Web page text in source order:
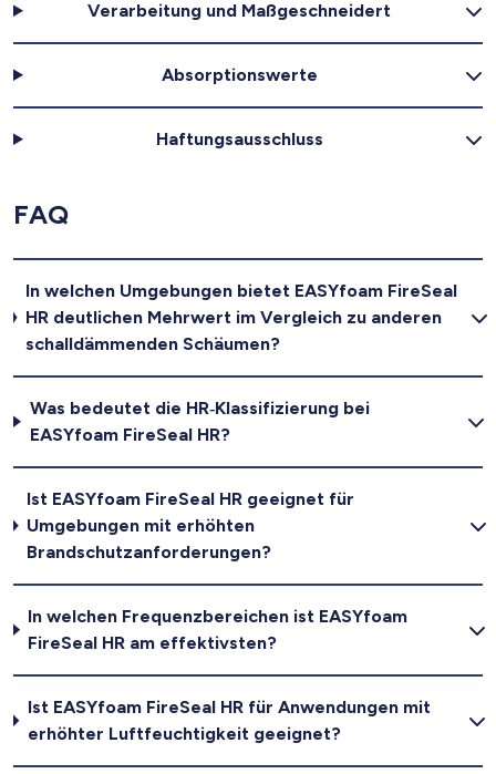
Verarbeitung und Maßgeschneidert
Absorptionswerte
Haftungsausschluss
FAQ
In welchen Umgebungen bietet EASYfoam FireSeal
HR deutlichen Mehrwert im Vergleich zu anderen
schalldämmenden Schäumen?
Was bedeutet die HR‑Klassifizierung bei
EASYfoam FireSeal HR?
Ist EASYfoam FireSeal HR geeignet für
Umgebungen mit erhöhten
Brandschutzanforderungen?
In welchen Frequenzbereichen ist EASYfoam
FireSeal HR am effektivsten?
Ist EASYfoam FireSeal HR für Anwendungen mit
erhöhter Luftfeuchtigkeit geeignet?